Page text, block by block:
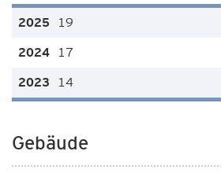
19
17
14
Gebäude